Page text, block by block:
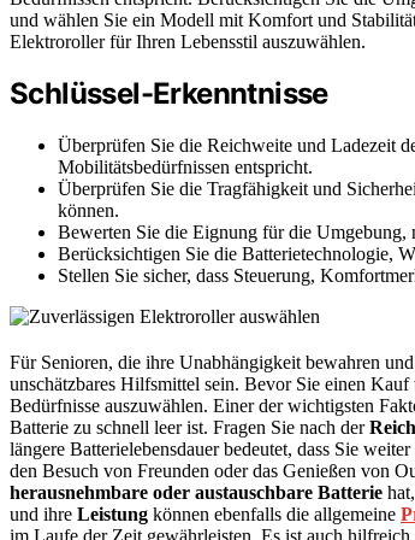
und wählen Sie ein Modell mit Komfort und
Elektroroller für Ihren Lebensstil auszuwählen.
Schlüssel-Erkenntnisse
Überprüfen Sie die Reichweite und Ladezeit
Mobilitätsbedürfnissen entspricht.
Überprüfen Sie die Tragfähigkeit und
können.
Bewerten Sie die Eignung für die Umgebung,
Berücksichtigen Sie die Batterietechnologie,
Stellen Sie sicher, dass Steuerung,
Für Senioren, die ihre Unabhängigkeit bewahren
unschätzbares Hilfsmittel sein. Bevor Sie einen
Bedürfnisse auszuwählen. Einer der wichtigsten
Batterie zu schnell leer ist. Fragen Sie nach der
längere Batterielebensdauer bedeutet, dass Sie
den Besuch von Freunden oder das Genießen von
herausnehmbare oder austauschbare Batterie
und ihre Leistung können ebenfalls die allgemeine